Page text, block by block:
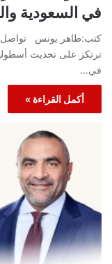
في السعودية
كتب:طاهر يونس تواصل
ترتكز على تحديث
في…
أكمل القراءة »